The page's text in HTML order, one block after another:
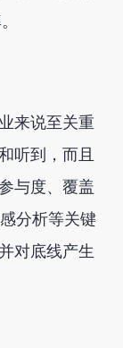
来说至关重
听到，而且
与度、覆盖
分析等关键
对底线产生